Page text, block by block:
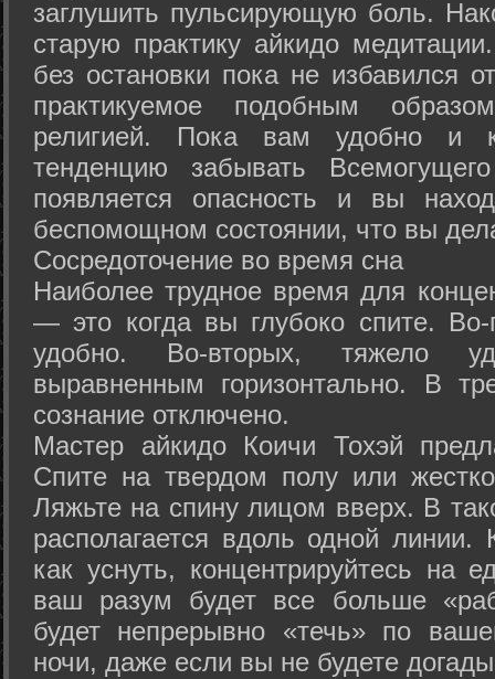
заглушить пульсирующую боль.
старую практику айкидо
без остановки пока не избавился
практикуемое подобным
религией. Пока вам удобно и
тенденцию забывать
появляется опасность и вы
беспомощном состоянии, что вы
Сосредоточение во время сна
Наиболее трудное время для
— это когда вы глубоко спите.
удобно. Во-вторых, тяжело
выравненным горизонтально. В
сознание отключено.
Мастер айкидо Коичи Тохэй
Спите на твердом полу или
Ляжьте на спину лицом вверх. В
располагается вдоль одной
как уснуть, концентрируйтесь на
ваш разум будет все больше
будет непрерывно «течь» по
ночи, даже если вы не будете